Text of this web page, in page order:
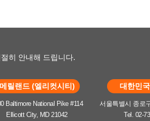
히 안내해 드립니다.
메릴랜드 (엘리컷시티)
Baltimore National Pike #114
Ellicott City, MD 21042
대한민
서울특별시 종로
Tel. 02-